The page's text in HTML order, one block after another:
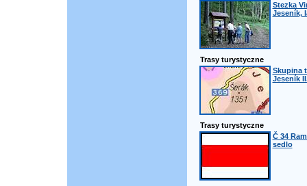
Stezka
Jeseník,
Trasy turystyczne
Skupina
Jeseník
Trasy turystyczne
Č 34
sedlo